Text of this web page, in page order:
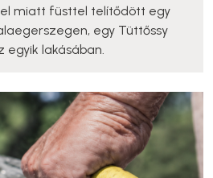
miatt füsttel telítődött egy
egy Tüttőssy
lakásában.